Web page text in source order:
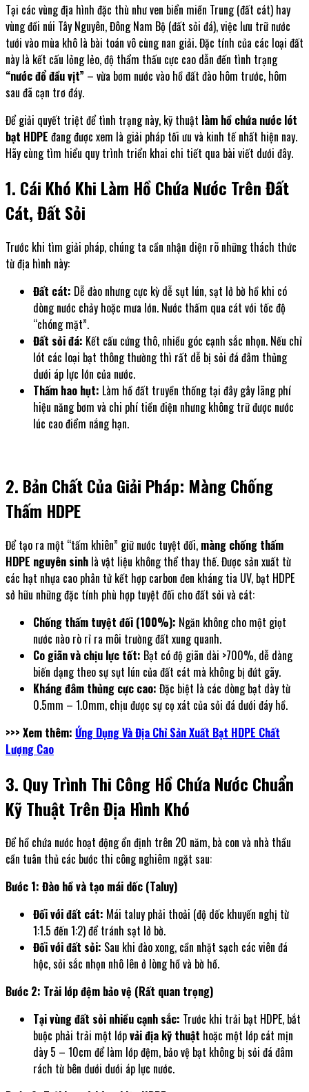
Tại các vùng địa hình đặc thù như ven biển miền Trung (đất cát) hay
vùng đồi núi Tây Nguyên, Đông Nam Bộ (đất sỏi đá), việc lưu trữ nước
tưới vào mùa khô là bài toán vô cùng nan giải. Đặc tính của các loại đất
này là kết cấu lỏng lẻo, độ thẩm thấu cực cao dẫn đến tình trạng
“nước đổ đầu vịt” – vừa bơm nước vào hồ đất đào hôm trước, hôm
sau đã cạn trơ đáy.
Để giải quyết triệt để tình trạng này, kỹ thuật làm hồ chứa nước lót
bạt HDPE đang được xem là giải pháp tối ưu và kinh tế nhất hiện nay.
Hãy cùng tìm hiểu quy trình triển khai chi tiết qua bài viết dưới đây.
1. Cái Khó Khi Làm Hồ Chứa Nước Trên Đất
Cát, Đất Sỏi
Trước khi tìm giải pháp, chúng ta cần nhận diện rõ những thách thức
từ địa hình này:
Đất cát: Dễ đào nhưng cực kỳ dễ sụt lún, sạt lở bờ hồ khi có
dòng nước chảy hoặc mưa lớn. Nước thấm qua cát với tốc độ
“chóng mặt”.
Đất sỏi đá: Kết cấu cứng thô, nhiều góc cạnh sắc nhọn. Nếu chỉ
lót các loại bạt thông thường thì rất dễ bị sỏi đá đâm thủng
dưới áp lực lớn của nước.
Thấm hao hụt: Làm hồ đất truyền thống tại đây gây lãng phí
hiệu năng bơm và chi phí tiền điện nhưng không trữ được nước
lúc cao điểm nắng hạn.
2. Bản Chất Của Giải Pháp: Màng Chống
Thấm HDPE
Để tạo ra một “tấm khiên” giữ nước tuyệt đối, màng chống thấm
HDPE nguyên sinh là vật liệu không thể thay thế. Được sản xuất từ
các hạt nhựa cao phân tử kết hợp carbon đen kháng tia UV, bạt HDPE
sở hữu những đặc tính phù hợp tuyệt đối cho đất sỏi và cát:
Chống thấm tuyệt đối (100%): Ngăn không cho một giọt
nước nào rò rỉ ra môi trường đất xung quanh.
Co giãn và chịu lực tốt: Bạt có độ giãn dài >700%, dễ dàng
biến dạng theo sự sụt lún của đất cát mà không bị đứt gãy.
Kháng đâm thủng cực cao: Đặc biệt là các dòng bạt dày từ
0.5mm – 1.0mm, chịu được sự cọ xát của sỏi đá dưới đáy hồ.
>>> Xem thêm: Ứng Dụng Và Địa Chỉ Sản Xuất Bạt HDPE Chất
Lượng Cao
3. Quy Trình Thi Công Hồ Chứa Nước Chuẩn
Kỹ Thuật Trên Địa Hình Khó
Để hồ chứa nước hoạt động ổn định trên 20 năm, bà con và nhà thầu
cần tuân thủ các bước thi công nghiêm ngặt sau:
Bước 1: Đào hồ và tạo mái dốc (Taluy)
Đối với đất cát: Mái taluy phải thoải (độ dốc khuyến nghị từ
1:1.5 đến 1:2) để tránh sạt lở bờ.
Đối với đất sỏi: Sau khi đào xong, cần nhặt sạch các viên đá
hộc, sỏi sắc nhọn nhô lên ở lòng hồ và bờ hồ.
Bước 2: Trải lớp đệm bảo vệ (Rất quan trọng)
Tại vùng đất sỏi nhiều cạnh sắc: Trước khi trải bạt HDPE, bắt
buộc phải trải một lớpvải địa kỹ thuật hoặc một lớp cát mịn
dày 5 – 10cm để làm lớp đệm, bảo vệ bạt không bị sỏi đá đâm
rách từ bên dưới dưới áp lực nước.